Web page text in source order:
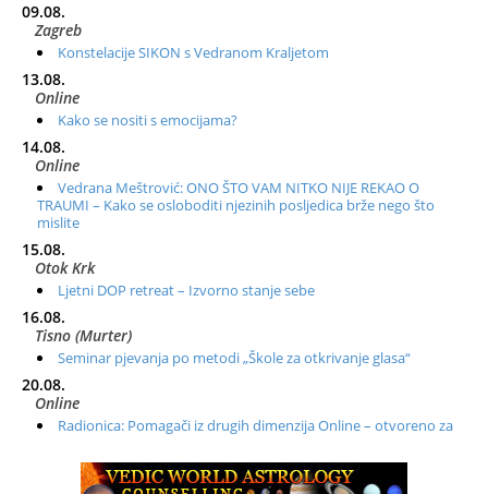
09.08.
Zagreb
Konstelacije SIKON s Vedranom Kraljetom
13.08.
Online
Kako se nositi s emocijama?
14.08.
Online
Vedrana Meštrović: ONO ŠTO VAM NITKO NIJE REKAO O
TRAUMI – Kako se osloboditi njezinih posljedica brže nego što
mislite
15.08.
Otok Krk
Ljetni DOP retreat – Izvorno stanje sebe
16.08.
Tisno (Murter)
Seminar pjevanja po metodi „Škole za otkrivanje glasa“
20.08.
Online
Radionica: Pomagači iz drugih dimenzija Online – otvoreno za
Zagreb+Online